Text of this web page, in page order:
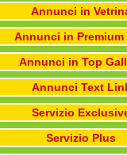
Annunci in
Annunci in
Annunci in Top
Annunci Text
Servizio
Servizio Plus